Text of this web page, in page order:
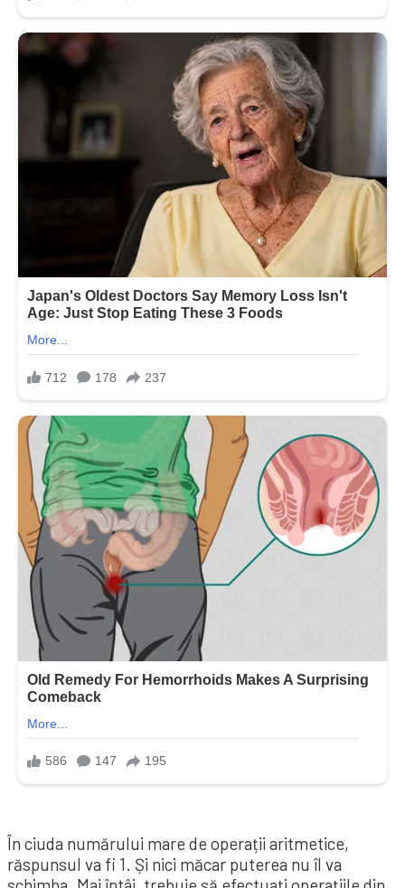
În ciuda numărului mare de operații aritmetice,
răspunsul va fi 1. Și nici măcar puterea nu îl va